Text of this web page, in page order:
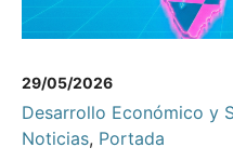
29/05/2026
Desarrollo Económico y
Noticias, Portada